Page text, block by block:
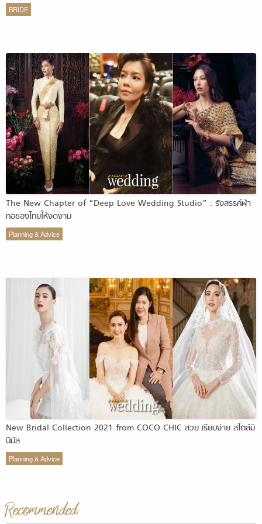
BRIDE
The New Chapter of “Deep Love Wedding Studio” : รังสรรค์ผ้า
ทอของไทยให้งดงาม
Planning & Advice
New Bridal Collection 2021 from COCO CHIC สวย เรียบง่าย สไตล์มิ
นิมัล
Planning & Advice
Recommended